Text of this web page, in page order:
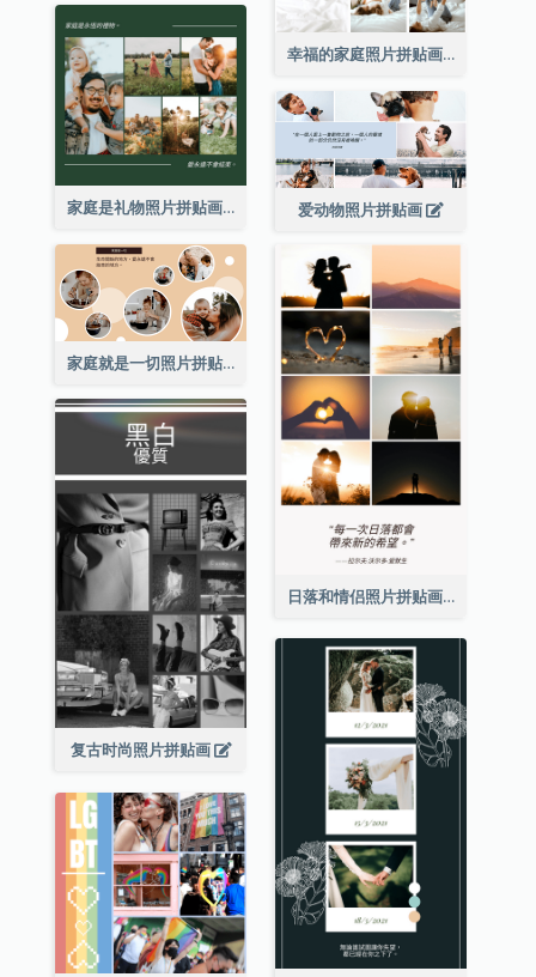
幸福的家庭照片拼贴画
家庭是礼物照片拼贴画 爱动物照片拼贴画
家庭就是一切照片拼贴画
日落和情侣照片拼贴画
复古时尚照片拼贴画